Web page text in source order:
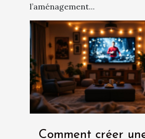
l’aménagement...
Comment créer